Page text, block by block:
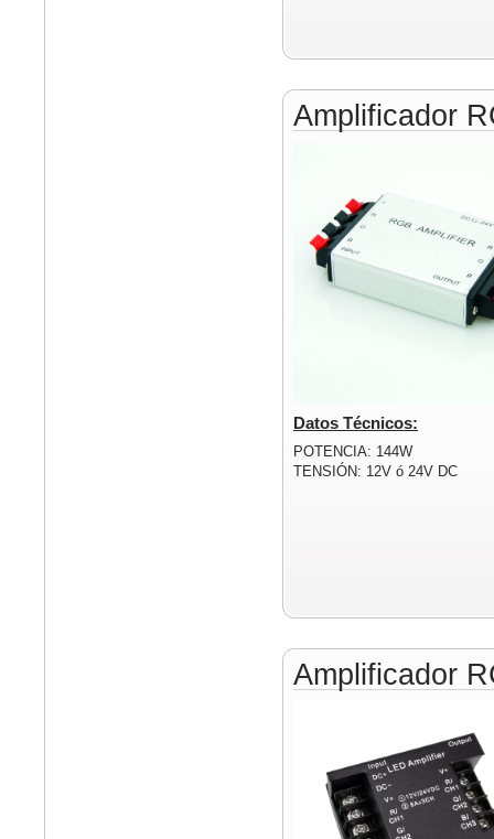
Amplificador
Datos Técnicos:
POTENCIA: 144W
TENSIÓN: 12V ó 24V DC
Amplificador